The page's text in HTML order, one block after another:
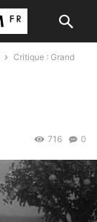
Critique : Grand
0
716